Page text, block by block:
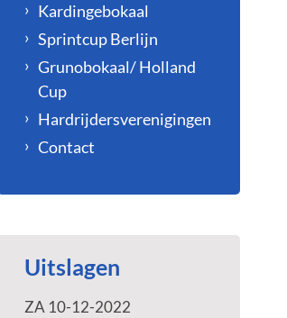
Kardingebokaal
Sprintcup Berlijn
Grunobokaal/ Holland
Cup
Hardrijdersverenigingen
Contact
Uitslagen
ZA 10-12-2022